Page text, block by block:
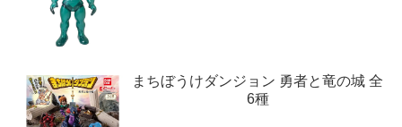
まちぼうけダンジョン 勇者と竜の城 全
6種